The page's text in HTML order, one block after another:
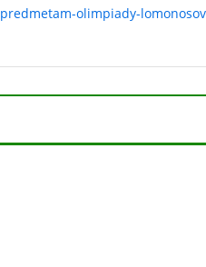
predmetam-olimpiady-lomonosov